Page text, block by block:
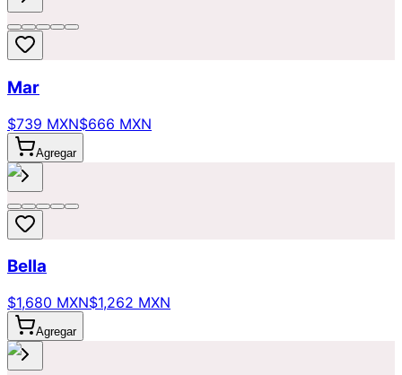
Mar
$739 MXN$666 MXN
Agregar
Bella
$1,680 MXN$1,262 MXN
Agregar